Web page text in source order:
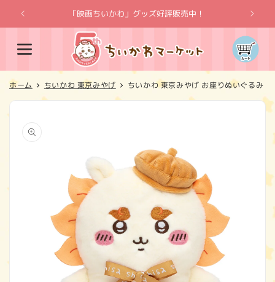
ンツに
進む
「映画ちいかわ」グッズ好評販売中！
カ
ー
ト
ホーム ちいかわ 東京みやげ ちいかわ 東京みやげ お座りぬいぐるみ（
報にス
キップ